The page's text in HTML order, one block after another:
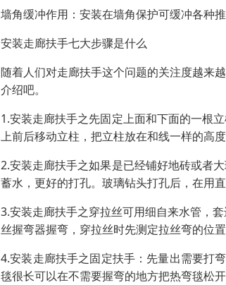
墙角缓冲作用：安装在墙角保护可缓冲各种
安装走廊扶手七大步骤是什么
随着人们对走廊扶手这个问题的关注度越来
介绍吧。
1.安装走廊扶手之先固定上面和下面的一根
上前后移动立柱，把立柱放在和线一样的高
2.安装走廊扶手之如果是已经铺好地砖或者
蓄水，更好的打孔。玻璃钻头打孔后，在用
3.安装走廊扶手之穿拉丝可用细自来水管，
丝握弯器握弯，穿拉丝时先测定拉丝弯的位
4.安装走廊扶手之固定扶手：先量出需要打
毯很长可以在不需要握弯的地方把热弯毯松